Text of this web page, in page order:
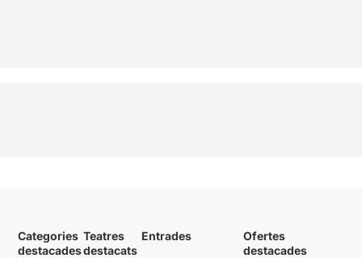
Categories
destacades
Teatres
destacats
Entrades
Ofertes
destacades